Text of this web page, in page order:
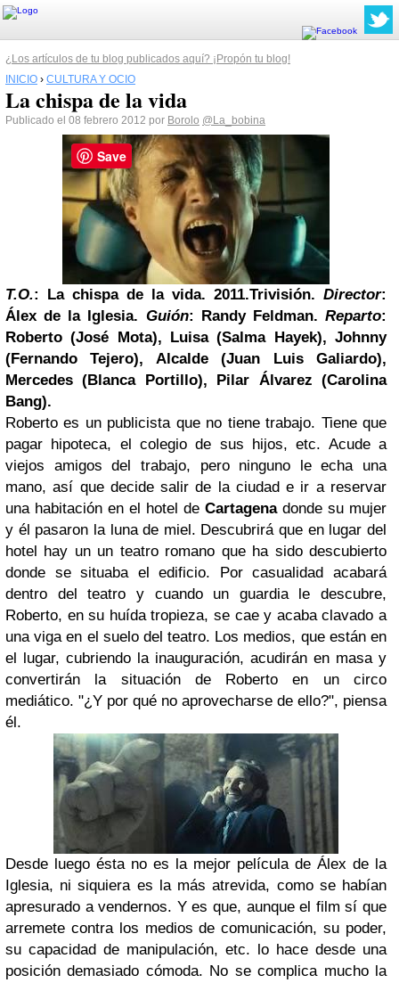
¿Los artículos de tu blog publicados aquí? ¡Propón tu blog!
INICIO › CULTURA Y OCIO
La chispa de la vida
Publicado el 08 febrero 2012 por Borolo @La_bobina
T.O.: La chispa de la vida. 2011.Trivisión. Director:
Álex de la Iglesia. Guión: Randy Feldman.Reparto:
Roberto (José Mota), Luisa (Salma Hayek), Johnny
(Fernando Tejero), Alcalde (Juan Luis Galiardo),
Mercedes (Blanca Portillo), Pilar Álvarez (Carolina
Bang).
Roberto es un publicista que no tiene trabajo. Tiene que
pagar hipoteca, el colegio de sus hijos, etc. Acude a
viejos amigos del trabajo, pero ninguno le echa una
mano, así que decide salir de la ciudad e ir a reservar
una habitación en el hotel de Cartagenadonde su mujer
y él pasaron la luna de miel. Descubrirá que en lugar del
hotel hay un un teatro romano que ha sido descubierto
donde se situaba el edificio. Por casualidad acabará
dentro del teatro y cuando un guardia le descubre,
Roberto, en su huída tropieza, se cae y acaba clavado a
una viga en el suelo del teatro. Los medios, que están en
el lugar, cubriendo la inauguración, acudirán en masa y
convertirán la situación de Roberto en un circo
mediático. "¿Y por qué no aprovecharse de ello?", piensa
él.
Desde luego ésta no es la mejor película de Álex de la
Iglesia, ni siquiera es la más atrevida, como se habían
apresurado a vendernos. Y es que, aunque el film sí que
arremete contra los medios de comunicación, su poder,
su capacidad de manipulación, etc. lo hace desde una
posición demasiado cómoda. No se complica mucho la
Save